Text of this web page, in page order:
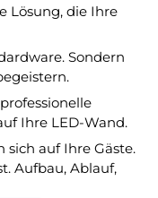
Lösung, die Ihre
Sondern
Ihre LED-Wand.
sich auf Ihre Gäste.
Aufbau, Ablauf,